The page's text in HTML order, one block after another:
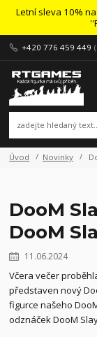
Letní sleva 10%
+420 776 459 449
Úvod Novinky
DooM
DooM
11.06.2024
Včera večer
představen nový
figurce našeho
odznáček DooM